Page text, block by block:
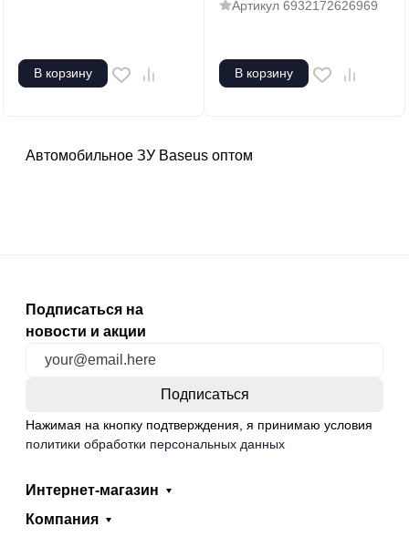
В корзину
Артикул 6932172626969
В корзину
Автомобильное ЗУ Baseus оптом
Подписаться на
новости и акции
Нажимая на кнопку подтверждения, я принимаю условия
политики обработки персональных данных
Интернет-магазин
Компания